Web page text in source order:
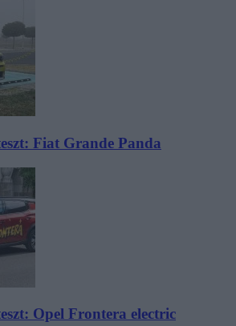
Fiat Grande Panda
Opel Frontera electric